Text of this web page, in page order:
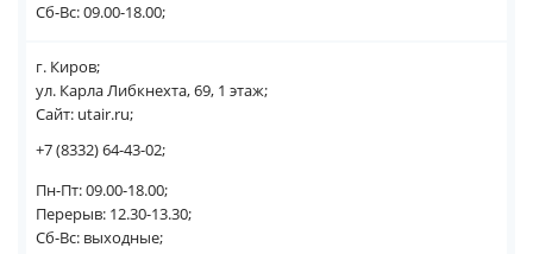
Сб-Вс: 09.00-18.00;
г. Киров;
ул. Карла Либкнехта, 69, 1 этаж;
Сайт: utair.ru;
+7 (8332) 64-43-02;
Пн-Пт: 09.00-18.00;
Перерыв: 12.30-13.30;
Сб-Вс: выходные;